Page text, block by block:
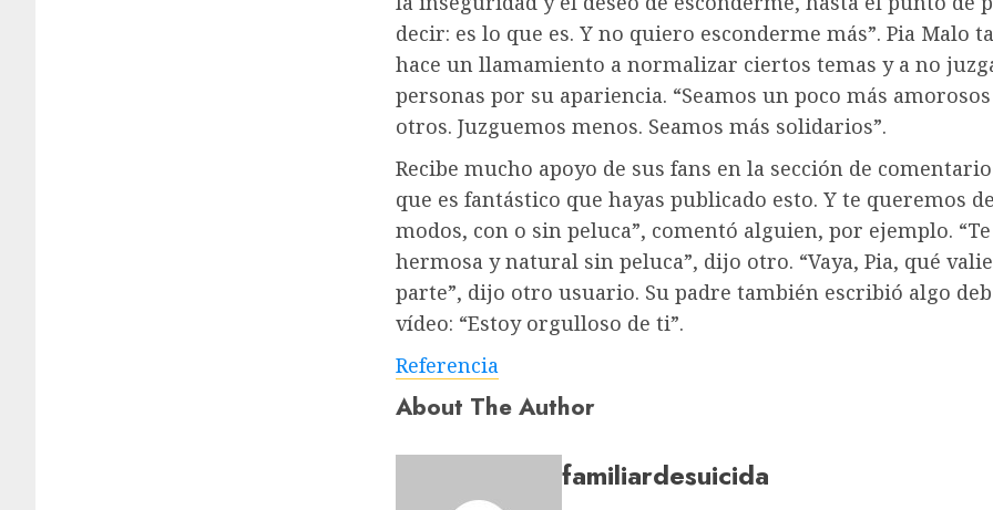
decir: es lo que es. Y no quiero esconderme más”. Pia Malo
hace un llamamiento a normalizar ciertos temas y a no
personas por su apariencia. “Seamos un poco más
otros. Juzguemos menos. Seamos más solidarios”.
Recibe mucho apoyo de sus fans en la sección de
que es fantástico que hayas publicado esto. Y te queremos
modos, con o sin peluca”, comentó alguien, por ejemplo.
hermosa y natural sin peluca”, dijo otro. “Vaya, Pia, qué
parte”, dijo otro usuario. Su padre también escribió algo
vídeo: “Estoy orgulloso de ti”.
Referencia
About The Author
familiardesuicida